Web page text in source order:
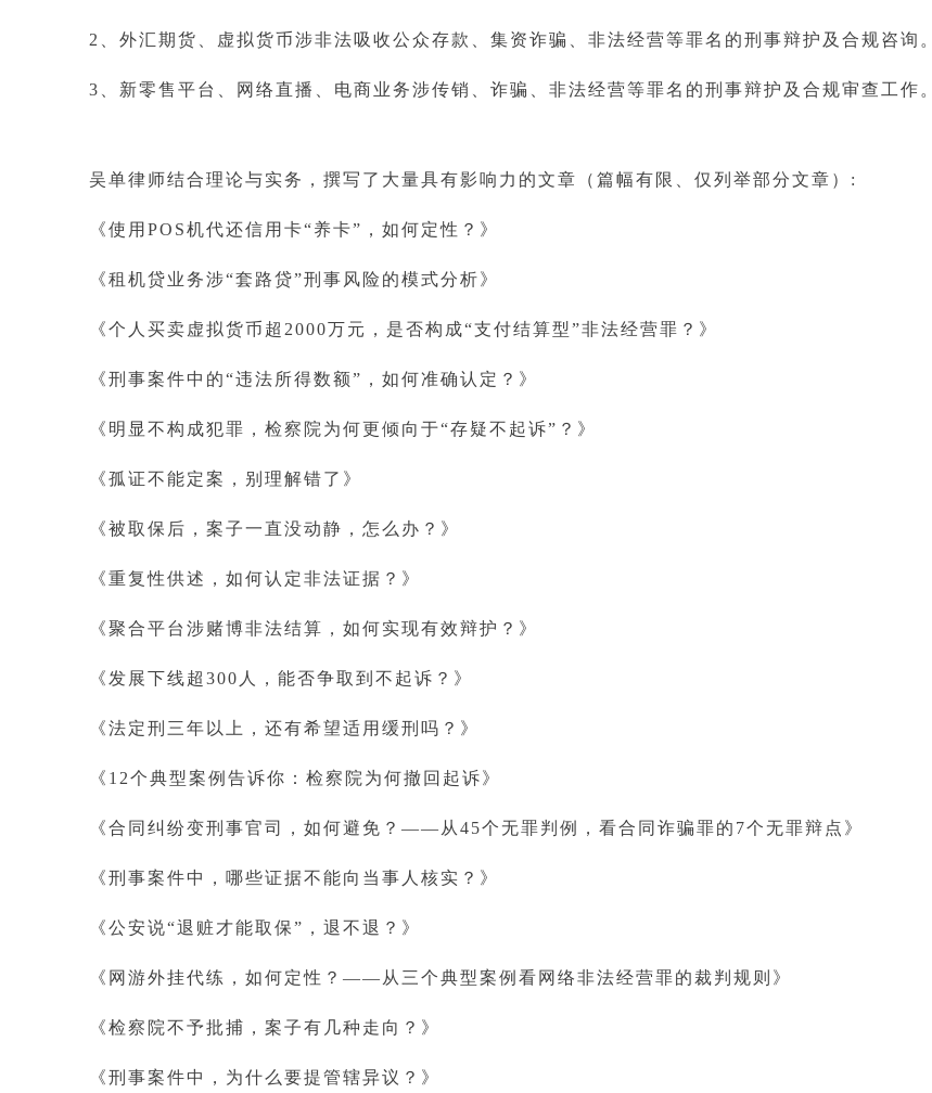
2、外汇期货、虚拟货币涉非法吸收公众存款、集资诈骗、非法经营等罪名的刑事辩护及合规咨询。
3、新零售平台、网络直播、电商业务涉传销、诈骗、非法经营等罪名的刑事辩护及合规审查工作。
吴单律师结合理论与实务，撰写了大量具有影响力的文章（篇幅有限、仅列举部分文章） :
《使用 POS机代还信用卡“养卡”，如何定性？》
《租机贷业务涉“套路贷”刑事风险的模式分析》
《个人买卖虚拟货币超 2000万元，是否构成“支付结算型”非法经营罪？》
《刑事案件中的“违法所得数额”，如何准确认定？》
《明显不构成犯罪，检察院为何更倾向于“存疑不起诉”？》
《孤证不能定案，别理解错了》
《被取保后，案子一直没动静，怎么办？》
《重复性供述，如何认定非法证据？》
《聚合平台涉赌博非法结算，如何实现有效辩护？》
《发展下线超 300人，能否争取到不起诉？》
《法定刑三年以上，还有希望适用缓刑吗？》
《 12个典型案例告诉你：检察院为何撤回起诉》
《合同纠纷变刑事官司，如何避免？ ——从45个无罪判例，看合同诈骗罪的7个无罪辩点》
《刑事案件中，哪些证据不能向当事人核实？》
《公安说“退赃才能取保”，退不退？》
《网游外挂代练，如何定性？ ——从三个典型案例看网络非法经营罪的裁判规则》
《检察院不予批捕，案子有几种走向？》
《刑事案件中，为什么要提管辖异议？》